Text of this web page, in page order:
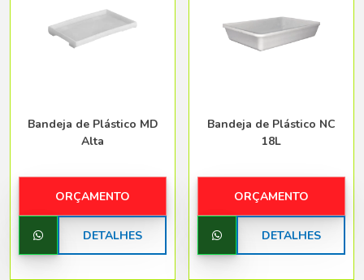
Bandeja de Plástico MD
Alta
ORÇAMENTO
DETALHES
Bandeja de Plástico NC
18L
ORÇAMENTO
DETALHES